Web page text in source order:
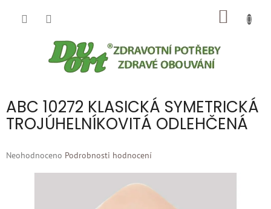
ABC 10272 KLASICKÁ SYMETRICKÁ
TROJÚHELNÍKOVITÁ ODLEHČENÁ
Průměrné
Neohodnoceno Podrobnosti hodnocení